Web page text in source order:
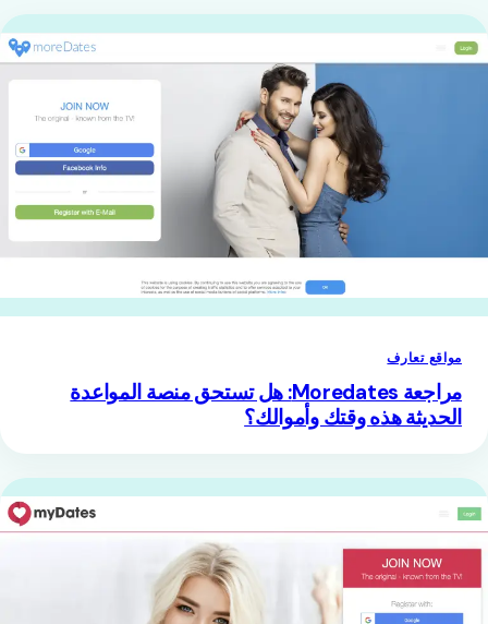
مواقع تعارف
مراجعة Moredates: هل تستحق منصة المواعدة
الحديثة هذه وقتك وأموالك؟